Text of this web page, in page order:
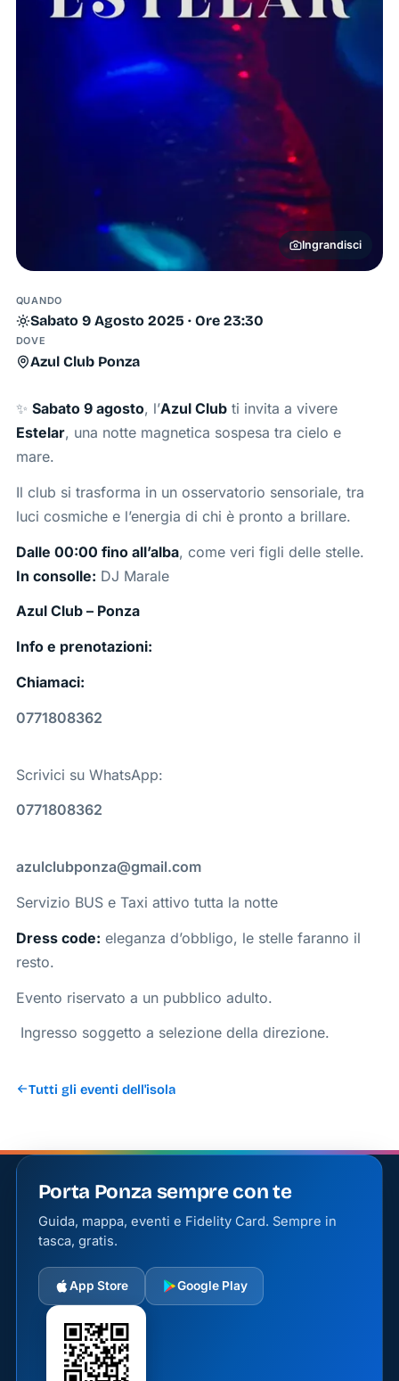
Ingrandisci
QUANDO
Sabato 9 Agosto 2025 · Ore 23:30
DOVE
Azul Club Ponza
✨ Sabato 9 agosto, l’Azul Clubti invita a vivere
Estelar, una notte magnetica sospesa tra cielo e
mare.
Il club si trasforma in un osservatorio sensoriale, tra
luci cosmiche e l’energia di chi è pronto a brillare.
Dalle 00:00 fino all’alba, come veri figli delle stelle.
In consolle: DJ Marale
Azul Club – Ponza
Info e prenotazioni:
Chiamaci:
0771808362
Scrivici su WhatsApp:
0771808362
azulclubponza@gmail.com
Servizio BUS e Taxi attivo tutta la notte
Dress code: eleganza d’obbligo, le stelle faranno il
resto.
Evento riservato a un pubblico adulto.
️ Ingresso soggetto a selezione della direzione.
Tutti gli eventi dell'isola
Porta Ponza sempre con te
Guida, mappa, eventi e Fidelity Card. Sempre in
tasca, gratis.
App Store Google Play